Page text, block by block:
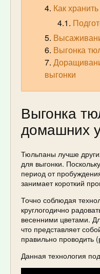
Как
Выгонка
выгонки
Выгонка
домашних
Тюльпаны лучше
для выгонки.
период от
занимает короткий
Точно соблюдая
круглогодично
весенними цветами.
что представляет
правильно проводить
Данная технология